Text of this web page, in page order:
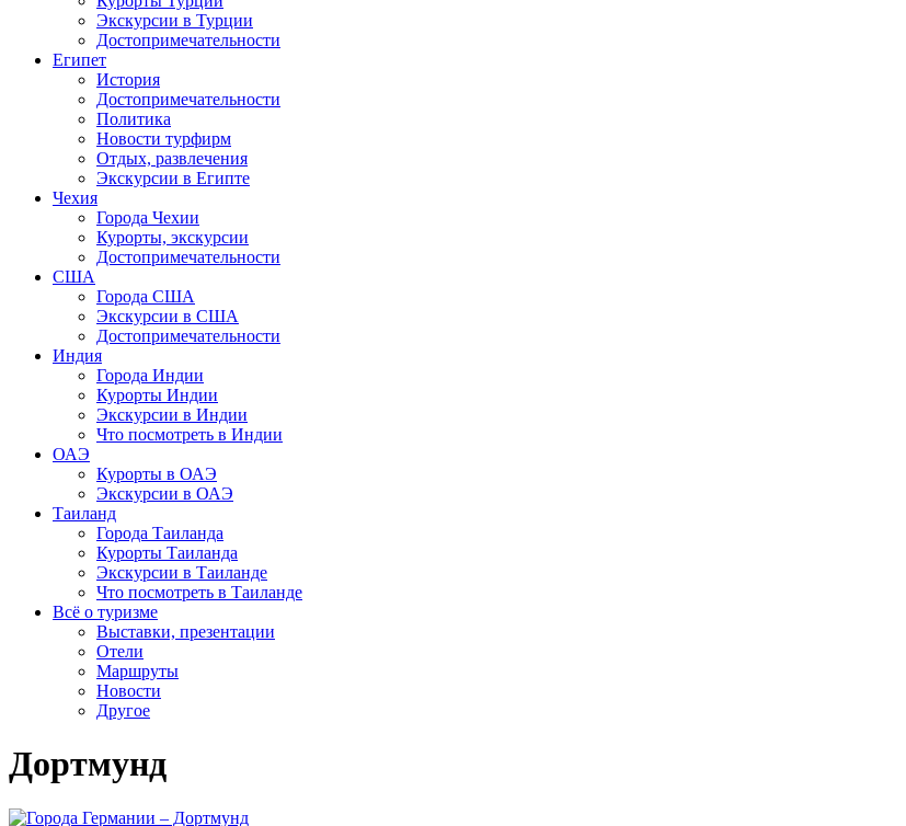
Экскурсии в Турции
Достопримечательности
Египет
История
Достопримечательности
Политика
Новости турфирм
Отдых, развлечения
Экскурсии в Египте
Чехия
Города Чехии
Курорты, экскурсии
Достопримечательности
США
Города США
Экскурсии в США
Достопримечательности
Индия
Города Индии
Курорты Индии
Экскурсии в Индии
Что посмотреть в Индии
ОАЭ
Курорты в ОАЭ
Экскурсии в ОАЭ
Таиланд
Города Таиланда
Курорты Таиланда
Экскурсии в Таиланде
Что посмотреть в Таиланде
Всё о туризме
Выставки, презентации
Отели
Маршруты
Новости
Другое
Дортмунд